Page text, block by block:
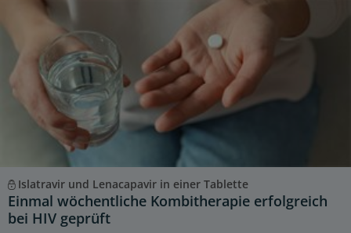
Islatravir und Lenacapavir in einer Tablette
Einmal wöchentliche Kombitherapie erfolgreich
bei HIV geprüft